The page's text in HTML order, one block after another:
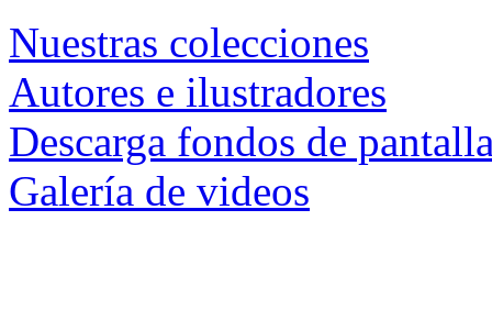
Nuestras colecciones
Autores e ilustradores
Descarga fondos de
Galería de videos